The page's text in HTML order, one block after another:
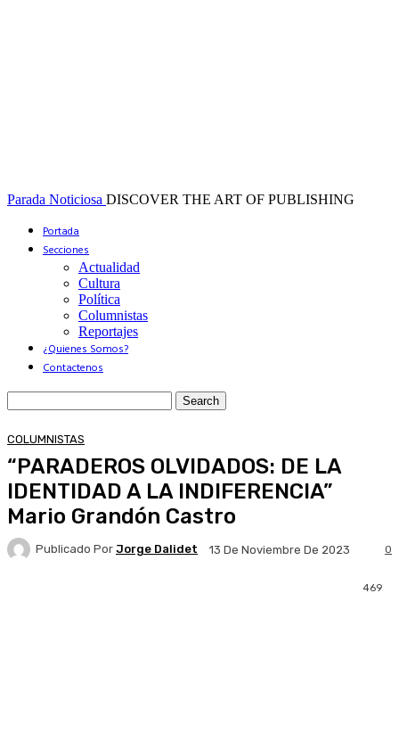
Parada Noticiosa DISCOVER THE ART OF PUBLISHING
Portada
Secciones
Actualidad
Cultura
Política
Columnistas
Reportajes
¿Quienes Somos?
Contactenos
COLUMNISTAS
“PARADEROS OLVIDADOS: DE LA
IDENTIDAD A LA INDIFERENCIA”
Mario Grandón Castro
Publicado Por Jorge Dalidet 13 De Noviembre De 2023 0
469